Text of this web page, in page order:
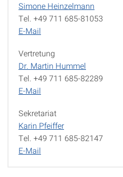
Leitung
Simone Heinzelmann
Tel. +49 711 685-81053
E-Mail
Vertretung
Dr. Martin Hummel
Tel. +49 711 685-82289
E-Mail
Sekretariat
Karin Pfeiffer
Tel. +49 711 685-82147
E-Mail